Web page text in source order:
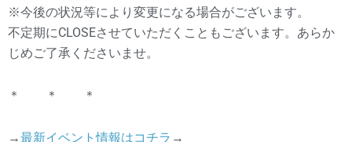
※今後の状況等により変更になる場合がございます。
不定期にCLOSEさせていただくこともございます。あらか
じめご了承くださいませ。
＊ ＊ ＊
→最新イベント情報はコチラ →